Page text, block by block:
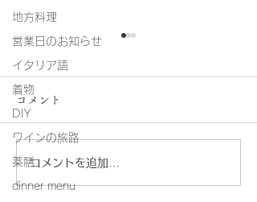
地方料理
営業日のお知らせ
イタリア語
着物
DIY
ワインの旅路
薬膳
dinner menu
8月のワインの旅路｜ルー
コメント
コメントを追加…